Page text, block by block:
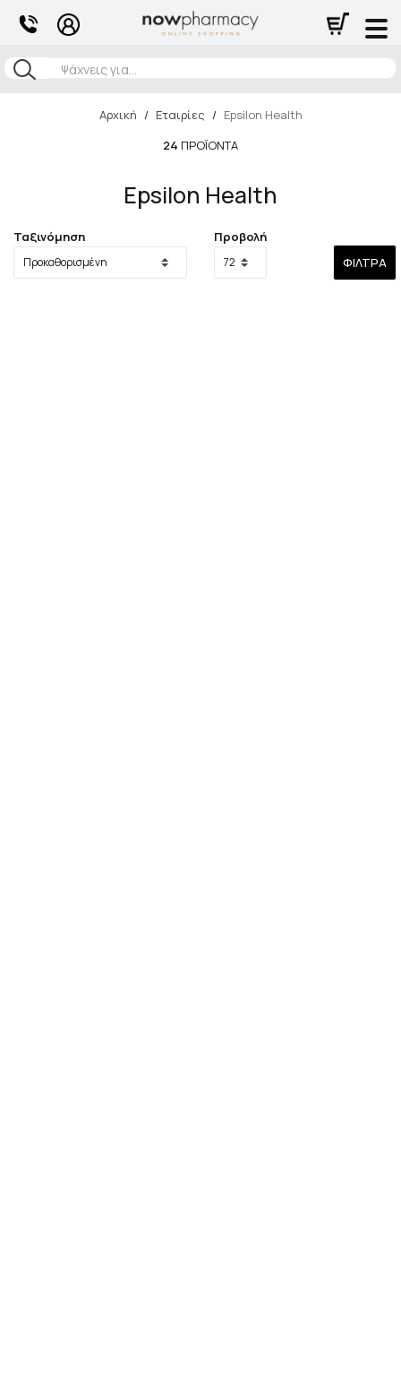
Αναζήτηση
Αρχική / Εταιρίες / Epsilon Health
24 ΠΡΟΪΌΝΤΑ
Epsilon Health
Ταξινόμηση
Προβολή
ΦΊΛΤΡΑ